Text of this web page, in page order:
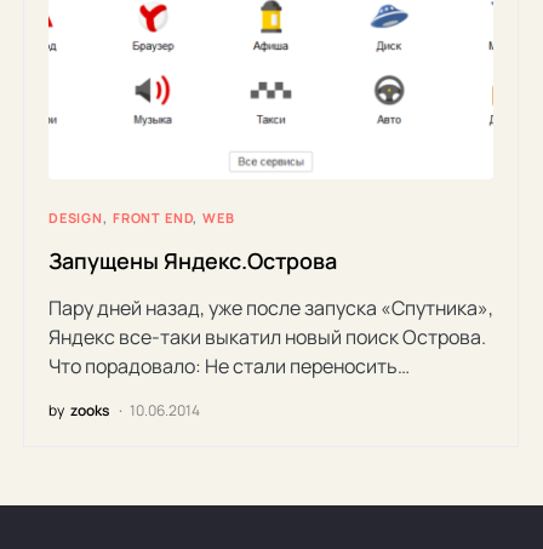
DESIGN FRONT END WEB
Запущены Яндекс.Острова
Пару дней назад, уже после запуска «Спутника»,
Яндекс все-таки выкатил новый поиск Острова.
Что порадовало: Не стали переносить…
by zooks 10.06.2014